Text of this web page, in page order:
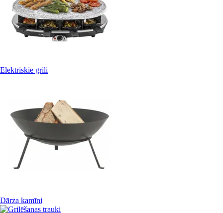
Elektriskie grili
Dārza kamīni